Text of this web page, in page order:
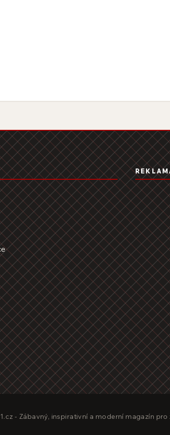
- Zábavný, inspirativní a moderní magazín